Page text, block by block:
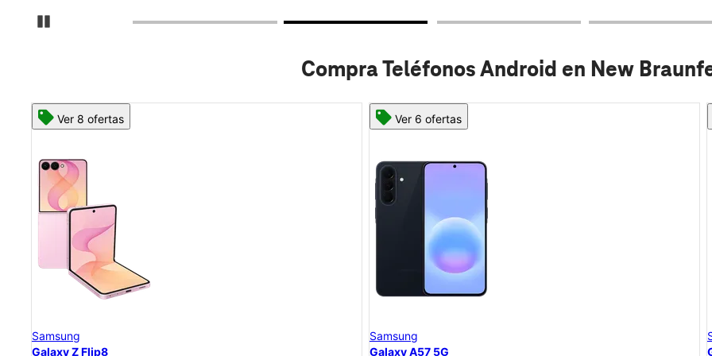
Detener carrusel
Compra Teléfonos Android en New
Ver 8 ofertas
Samsung
Galaxy Z Flip8
Ver 6 ofertas
Samsung
Galaxy A57 5G